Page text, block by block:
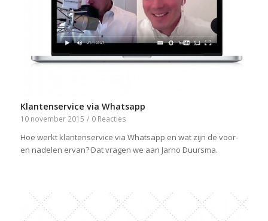
Klantenservice via Whatsapp
10 november 2015 / 0 Reacties
​Hoe werkt klantenservice via Whatsapp en wat zijn de voor-
en nadelen ervan? Dat vragen we aan Jarno Duursma.